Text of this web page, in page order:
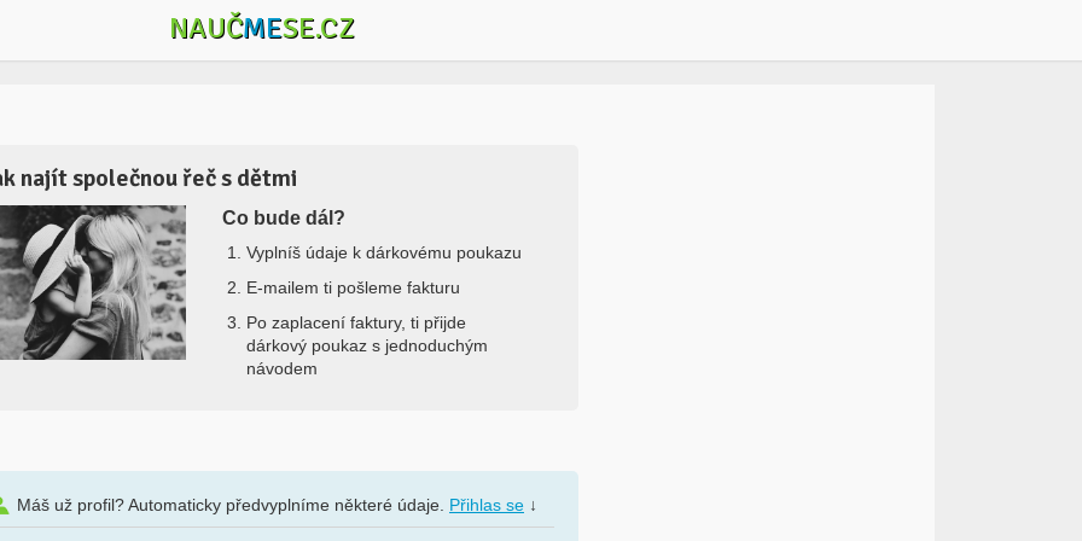
NAUČMESE.CZ
najít společnou řeč s dětmi
Co bude dál?
Vyplníš údaje k dárkovému poukazu
E-mailem ti pošleme fakturu
Po zaplacení faktury, ti přijde
dárkový poukaz s jednoduchým
návodem
Máš už profil? Automaticky předvyplníme některé údaje. Přihlas se ↓